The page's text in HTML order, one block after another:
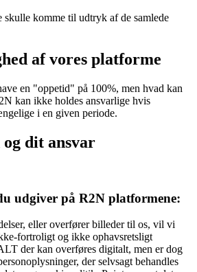
skulle komme til udtryk af de samlede
af vores platforme
en "oppetid" på 100%, men hvad kan
kan ikke holdes ansvarlige hvis
i en given periode.
dit ansvar
udgiver på R2N platformene:
eller overfører billeder til os, vil vi
fortroligt og ikke ophavsretsligt
der kan overføres digitalt, men er dog
der selvsagt behandles